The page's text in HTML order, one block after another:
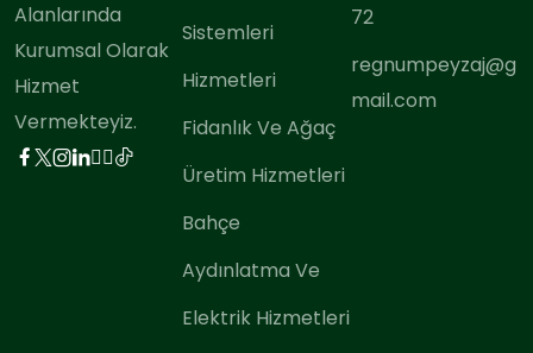
Alanlarında
Kurumsal Olarak
Hizmet
Vermekteyiz.
Sistemleri
Hizmetleri
Fidanlık Ve Ağaç
Üretim Hizmetleri
Bahçe
Aydınlatma Ve
Elektrik Hizmetleri
72
regnumpeyzaj@g
mail.com